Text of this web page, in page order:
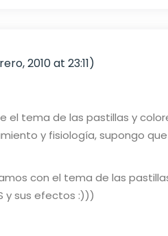
2010 at 23:11)
el tema de las pastillas y
y fisiología, supongo
con el tema de las
y sus efectos :)))